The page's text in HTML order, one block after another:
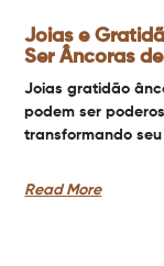
Joias e
Ser Âncoras
Joias gratidão
podem ser
transformando
Read More